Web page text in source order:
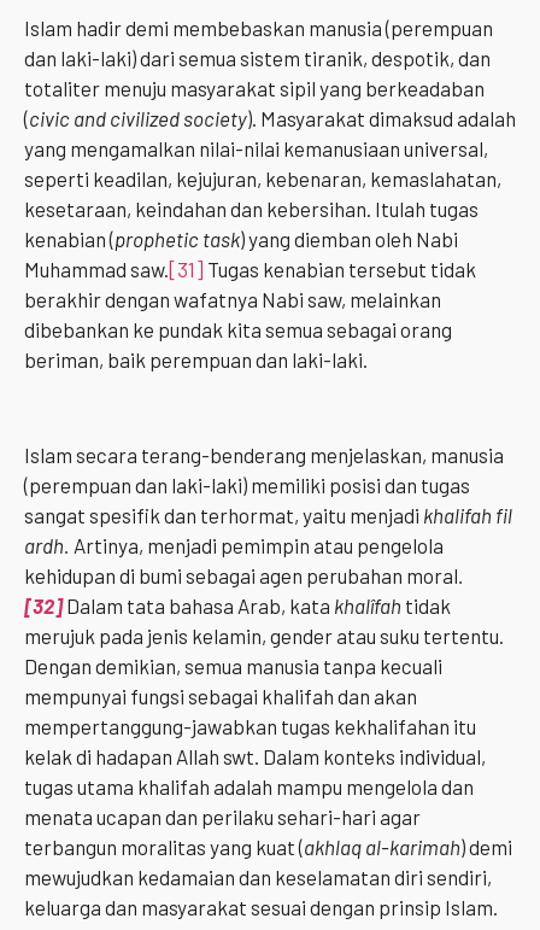
Islam hadir demi membebaskan manusia (perempuan
dan laki-laki) dari semua sistem tiranik, despotik, dan
totaliter menuju masyarakat sipil yang berkeadaban
(civic and civilized society). Masyarakat dimaksud adalah
yang mengamalkan nilai-nilai kemanusiaan universal,
seperti keadilan, kejujuran, kebenaran, kemaslahatan,
kesetaraan, keindahan dan kebersihan. Itulah tugas
kenabian (prophetic task) yang diemban oleh Nabi
Muhammad saw.[31] Tugas kenabian tersebut tidak
berakhir dengan wafatnya Nabi saw, melainkan
dibebankan ke pundak kita semua sebagai orang
beriman, baik perempuan dan laki-laki.
Islam secara terang-benderang menjelaskan, manusia
(perempuan dan laki-laki) memiliki posisi dan tugas
sangat spesifik dan terhormat, yaitu menjadi khalifah fil
ardh. Artinya, menjadi pemimpin atau pengelola
kehidupan di bumi sebagai agen perubahan moral
[32]Dalam tata bahasa Arab, kata khalîfah tidak
merujuk pada jenis kelamin, gender atau suku tertentu.
Dengan demikian, semua manusia tanpa kecuali
mempunyai fungsi sebagai khalifah dan akan
mempertanggung-jawabkan tugas kekhalifahan itu
kelak di hadapan Allah swt. Dalam konteks individual,
tugas utama khalifah adalah mampu mengelola dan
menata ucapan dan perilaku sehari-hari agar
terbangun moralitas yang kuat (akhlaq al-karimah) demi
mewujudkan kedamaian dan keselamatan diri sendiri,
keluarga dan masyarakat sesuai dengan prinsip Islam.